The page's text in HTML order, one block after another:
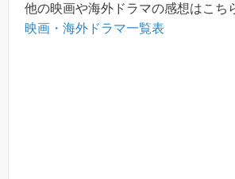
他の映画や海外ドラマの感想はこち
映画・海外ドラマ一覧表